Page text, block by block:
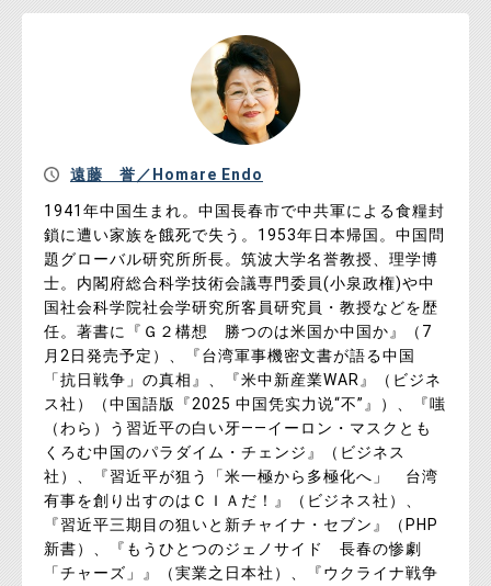
遠藤 誉／Homare Endo
1941年中国生まれ。中国長春市で中共軍による食糧封
鎖に遭い家族を餓死で失う。1953年日本帰国。中国問
題グローバル研究所所長。筑波大学名誉教授、理学博
士。内閣府総合科学技術会議専門委員(小泉政権)や中
国社会科学院社会学研究所客員研究員・教授などを歴
任。著書に『Ｇ２構想 勝つのは米国か中国か』（7
月2日発売予定）、『台湾軍事機密文書が語る中国
「抗日戦争」の真相』、『米中新産業WAR』（ビジネ
ス社）（中国語版『2025 中国凭实力说“不”』）、『嗤
（わら）う習近平の白い牙――イーロン・マスクとも
くろむ中国のパラダイム・チェンジ』（ビジネス
社）、『習近平が狙う「米一極から多極化へ」 台湾
有事を創り出すのはＣＩＡだ！』（ビジネス社）、
『習近平三期目の狙いと新チャイナ・セブン』（PHP
新書）、『もうひとつのジェノサイド 長春の惨劇
「チャーズ」』（実業之日本社）、『ウクライナ戦争